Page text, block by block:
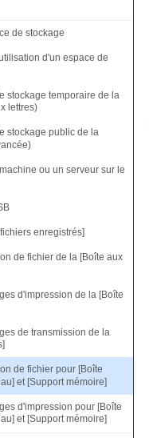
de stockage
d'un espace de
stockage temporaire de la
lettres)
stockage public de la
ou un serveur sur le
enregistrés]
de fichier de la [Boîte aux
d'impression de la [Boîte
de transmission de la
de fichier pour [Boîte
et [Support mémoire]
d'impression pour [Boîte
et [Support mémoire]